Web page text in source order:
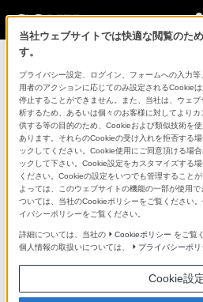
製品を安全に、安心
くために
日常の清掃・点検が大切です。
よく読みましょう。
製品
安全で上手な使いかた
愛情点検のおすすめ
当社ウェブサイトでは快適な閲覧のた
す。
プライバシー設定、ログイン、フォームへの入力
用者のアクションに応じてのみ設定されるCookie
停止することができません。また、当社は、ウェ
析するため、あるいは個々のお客様に対してより
供する等の目的のため、Cookieおよび類似技術を
あります。それらのCookieの受け入れを拒否する
ックしてください。Cookie使用にご同意頂ける場
ックして下さい。Cookie設定をカスタマイズする
ください。Cookieの設定をいつでも管理すること
よっては、このウェブサイトの機能の一部が使用
ついては、当社のCookieポリシーをご覧ください
イバシーポリシーをご覧ください。
詳細については、当社の Cookieポリシー をご覧
個人情報の取扱いについては、
プライバシーポリ
Cookie設